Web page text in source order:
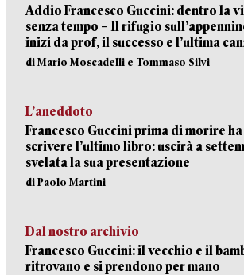
Addio Francesco Guccini: dentro la
senza tempo – Il rifugio
inizi da prof, il successo e l’ultima
di Mario Moscadelli e Tommaso Silvi
L’aneddoto
Francesco Guccini prima di morire
scrivere l’ultimo libro: uscirà a
svelata la sua presentazione
di Paolo Martini
Dal nostro archivio
Francesco Guccini: il vecchio e il
ritrovano e si prendono per mano